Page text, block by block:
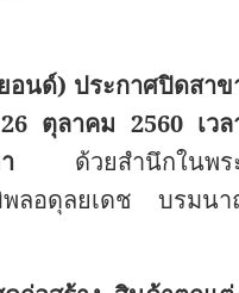
อนด์) ประกาศปิดสาข
ตุลาคม 2560 เวล
รมา ด้วยสำนึกในพร
พลอดุลยเดช บรมนา